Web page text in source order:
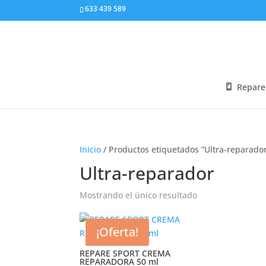
633 439 589
Inicio / Productos etiquetados “Ultra-
Ultra-reparador
Mostrando el único resultado
¡Oferta!
REPARE SPORT CREMA
REPARADORA 50 ml